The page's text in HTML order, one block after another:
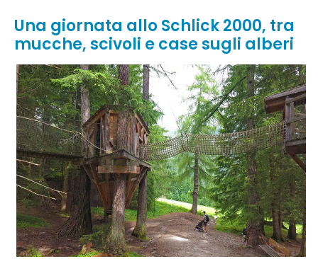
Una giornata allo Schlick 2000, tra
mucche, scivoli e case sugli alberi